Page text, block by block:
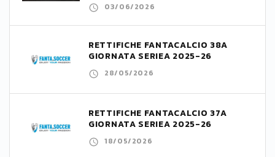
03/06/2026
RETTIFICHE FANTACALCIO 38A
GIORNATA SERIEA 2025-26
28/05/2026
RETTIFICHE FANTACALCIO 37A
GIORNATA SERIEA 2025-26
18/05/2026